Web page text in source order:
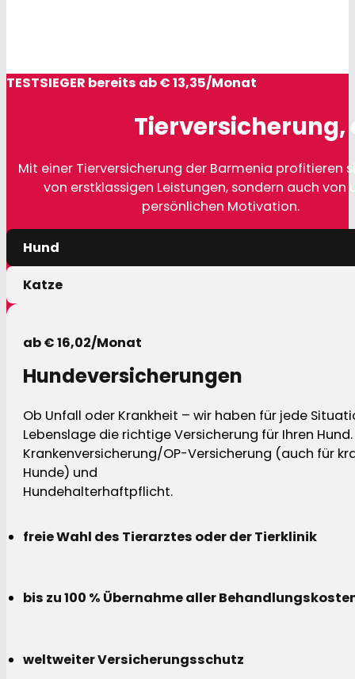
TESTSIEGER bereits ab € 13,35/Monat
Tierversicherung,
Mit einer Tierversicherung der Barmenia profitieren
von erstklassigen Leistungen, sondern auch von
persönlichen Motivation.
Hund
Katze
ab € 16,02/Monat
Hundeversicherungen
Ob Unfall oder Krankheit – wir haben für jede
Lebenslage die richtige Versicherung für Ihren Hund.
Krankenversicherung/OP-Versicherung (auch für
Hunde) und
Hundehalterhaftpflicht.
freie Wahl des Tierarztes oder der Tierklinik
bis zu 100 % Übernahme aller
weltweiter Versicherungsschutz